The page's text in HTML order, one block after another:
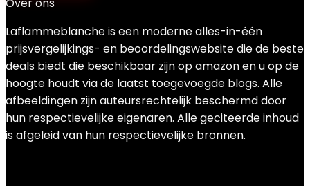
Laflammeblanche is een moderne alles-in-één
prijsvergelijkings- en beoordelingswebsite die de beste
deals biedt die beschikbaar zijn op amazon en u op de
hoogte houdt via de laatst toegevoegde blogs. Alle
afbeeldingen zijn auteursrechtelijk beschermd door
hun respectievelijke eigenaren. Alle geciteerde inhoud
is afgeleid van hun respectievelijke bronnen.